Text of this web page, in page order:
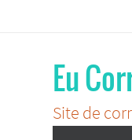
Eu
Site de